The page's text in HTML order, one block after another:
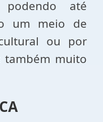
até
um meio de
ou por
também muito